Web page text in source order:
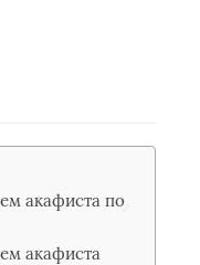
акафиста по
акафиста